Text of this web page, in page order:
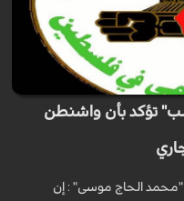
تؤكد بأن واشنطن
"محمد الحاج موسى" : إن